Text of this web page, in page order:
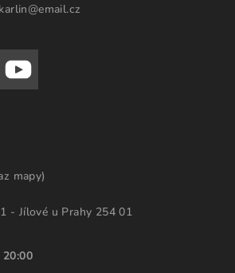
mapy)
- Jílové u Prahy 254 01
20:00